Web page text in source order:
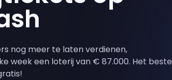
nog meer te laten verdienen,
week een loterij van € 87.000. Het beste